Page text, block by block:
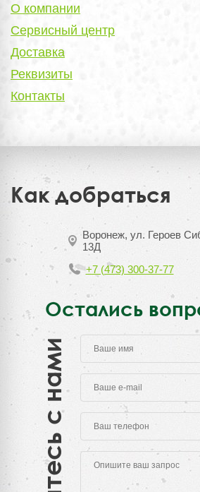
О компании
Сервисный центр
Доставка
Реквизиты
Контакты
Как добраться
Воронеж, ул. Героев
13Д
+7 (473) 300-37-77
Остались